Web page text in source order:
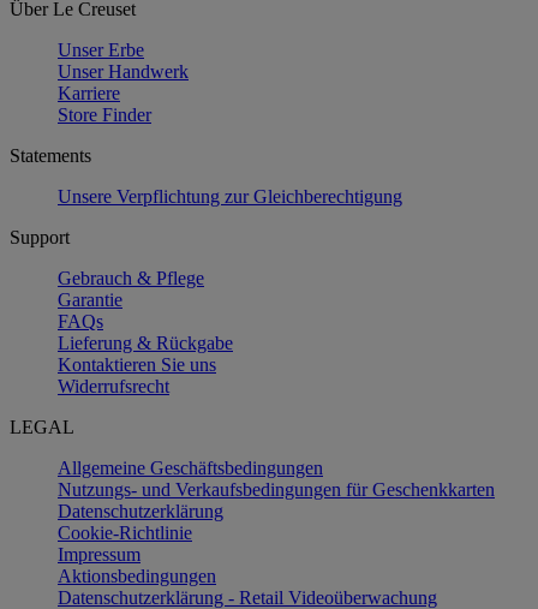
Über Le Creuset
Unser Erbe
Unser Handwerk
Karriere
Store Finder
Statements
Unsere Verpflichtung zur Gleichberechtigung
Support
Gebrauch & Pflege
Garantie
FAQs
Lieferung & Rückgabe
Kontaktieren Sie uns
Widerrufsrecht
LEGAL
Allgemeine Geschäftsbedingungen
Nutzungs- und Verkaufsbedingungen für Geschenkkarten
Datenschutzerklärung
Cookie-Richtlinie
Impressum
Aktionsbedingungen
Datenschutzerklärung - Retail Videoüberwachung